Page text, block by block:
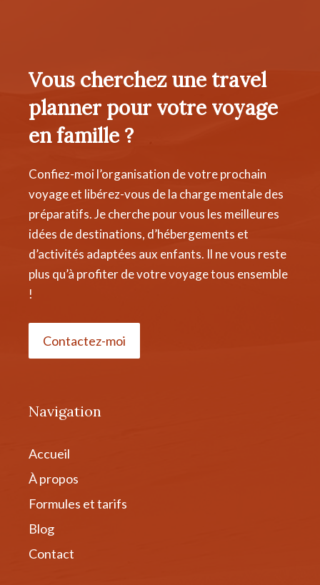
Vous cherchez une travel
planner pour votre voyage
en famille ?
Confiez-moi l’organisation de votre prochain
voyage et libérez-vous de la charge mentale des
préparatifs. Je cherche pour vous les meilleures
idées de destinations, d’hébergements et
d’activités adaptées aux enfants. Il ne vous reste
plus qu’à profiter de votre voyage tous ensemble
!
Contactez-moi
Navigation
Accueil
À propos
Formules et tarifs
Blog
Contact